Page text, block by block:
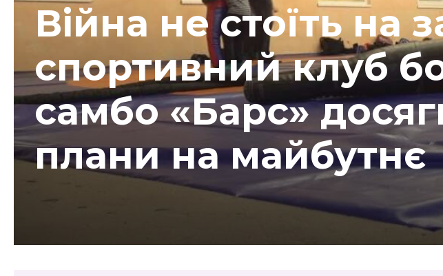
Війна не стоїть на
спортивний клуб
самбо «Барс»
плани на майбутнє